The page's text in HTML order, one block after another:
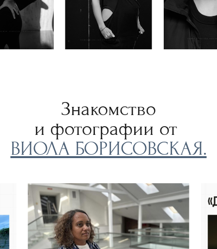
Знакомство
и фотографии от
ВИОЛА БОРИСОВСКАЯ.